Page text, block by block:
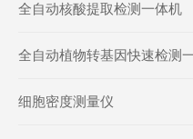
全自动核酸提取检测一体机
全自动植物转基因快速检测
细胞密度测量仪